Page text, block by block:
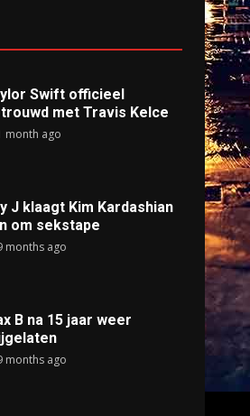
Swift officieel
met Travis Kelce
month ago
J klaagt Kim Kardashian
om sekstape
months ago
B na 15 jaar weer
months ago